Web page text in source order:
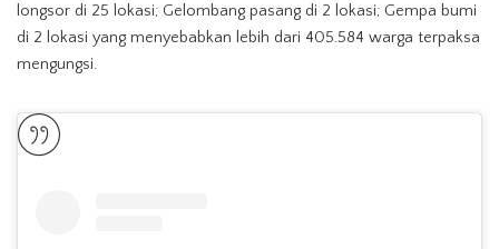
longsor di 25 lokasi; Gelombang pasang di 2 lokasi; Gempa bumi
di 2 lokasi yang menyebabkan lebih dari 405.584 warga terpaksa
mengungsi.